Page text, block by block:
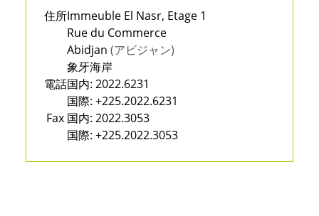
住所Immeuble El Nasr, Etage 1
Rue du Commerce
Abidjan (アビジャン)
象牙海岸
電話国内: 2022.6231
国際: +225.2022.6231
Fax 国内: 2022.3053
国際: +225.2022.3053